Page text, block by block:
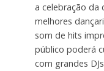
a celebração da
melhores
som de hits
público poderá
com grandes